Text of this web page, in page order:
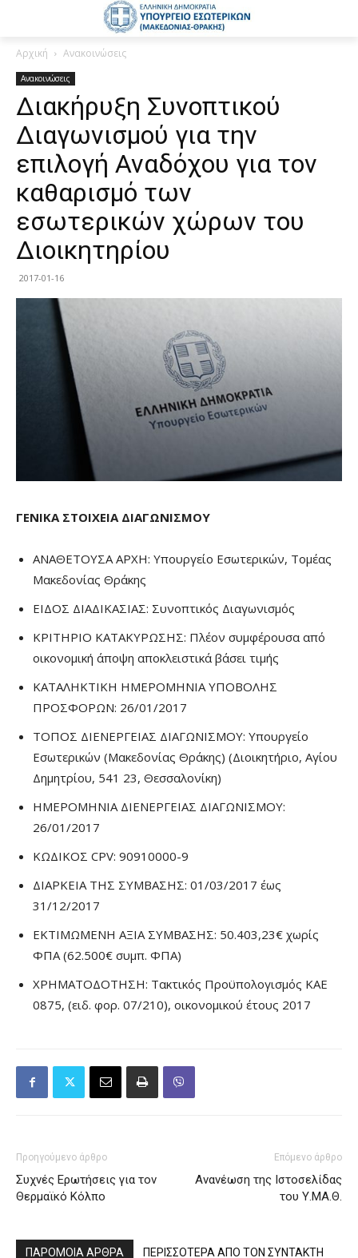
Αρχική Ανακοινώσεις
Ανακοινώσεις
Διακήρυξη Συνοπτικού
Διαγωνισμού για την
επιλογή Αναδόχου για τον
καθαρισμό των
εσωτερικών χώρων του
Διοικητηρίου
2017-01-16
ΓΕΝΙΚΑ ΣΤΟΙΧΕΙΑ ΔΙΑΓΩΝΙΣΜΟΥ
ΑΝΑΘΕΤΟΥΣΑ ΑΡΧΗ: Υπουργείο Εσωτερικών, Τομέας
Μακεδονίας Θράκης
ΕΙΔΟΣ ΔΙΑΔΙΚΑΣΙΑΣ: Συνοπτικός Διαγωνισμός
ΚΡΙΤΗΡΙΟ ΚΑΤΑΚΥΡΩΣΗΣ: Πλέον συμφέρουσα από
οικονομική άποψη αποκλειστικά βάσει τιμής
ΚΑΤΑΛΗΚΤΙΚΗ ΗΜΕΡΟΜΗΝΙΑ ΥΠΟΒΟΛΗΣ
ΠΡΟΣΦΟΡΩΝ: 26/01/2017
ΤΟΠΟΣ ΔΙΕΝΕΡΓΕΙΑΣ ΔΙΑΓΩΝΙΣΜΟΥ: Υπουργείο
Εσωτερικών (Μακεδονίας Θράκης) (Διοικητήριο, Αγίου
Δημητρίου, 541 23, Θεσσαλονίκη)
ΗΜΕΡΟΜΗΝΙΑ ΔΙΕΝΕΡΓΕΙΑΣ ΔΙΑΓΩΝΙΣΜΟΥ:
26/01/2017
ΚΩΔΙΚΟΣ CPV: 90910000-9
ΔΙΑΡΚΕΙΑ ΤΗΣ ΣΥΜΒΑΣΗΣ: 01/03/2017 έως
31/12/2017
ΕΚΤΙΜΩΜΕΝΗ ΑΞΙΑ ΣΥΜΒΑΣΗΣ: 50.403,23€ χωρίς
ΦΠΑ (62.500€ συμπ. ΦΠΑ)
ΧΡΗΜΑΤΟΔΟΤΗΣΗ: Τακτικός Προϋπολογισμός ΚΑΕ
0875, (ειδ. φορ. 07/210), οικονομικού έτους 2017
Προηγούμενο άρθρο
Συχνές Ερωτήσεις για τον
Θερμαϊκό Κόλπο
Επόμενο άρθρο
Ανανέωση της Ιστοσελίδας
του Υ.ΜΑ.Θ.
ΠΑΡΟΜΟΙΑ ΑΡΘΡΑ ΠΕΡΙΣΣΟΤΕΡΑ ΑΠΟ ΤΟΝ ΣΥΝΤΑΚΤΗ